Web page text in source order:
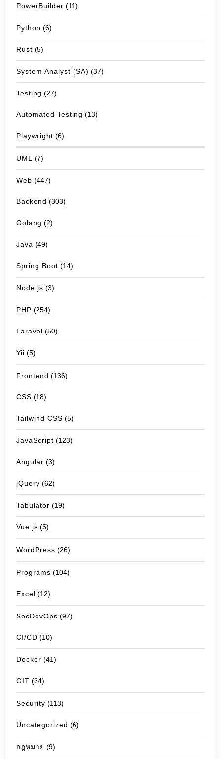
PowerBuilder (11)
Python (6)
Rust (5)
System Analyst (SA) (37)
Testing (27)
Automated Testing (13)
Playwright (6)
UML (7)
Web (447)
Backend (303)
Golang (2)
Java (49)
Spring Boot (14)
Node.js (3)
PHP (254)
Laravel (50)
Yii (5)
Frontend (136)
CSS (18)
Tailwind CSS (5)
JavaScript (123)
Angular (3)
jQuery (62)
Tabulator (19)
Vue.js (5)
WordPress (26)
Programs (104)
Excel (12)
SecDevOps (97)
CI/CD (10)
Docker (41)
GIT (34)
Security (113)
Uncategorized (6)
กฎหมาย (9)